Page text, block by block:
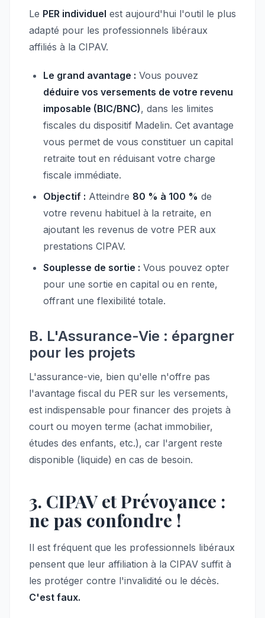
Le PER individuel est aujourd'hui l'outil le plus
adapté pour les professionnels libéraux
affiliés à la CIPAV.
Le grand avantage : Vous pouvez
déduire vos versements de votre revenu
imposable (BIC/BNC), dans les limites
fiscales du dispositif Madelin. Cet avantage
vous permet de vous constituer un capital
retraite tout en réduisant votre charge
fiscale immédiate.
Objectif : Atteindre 80 % à 100 % de
votre revenu habituel à la retraite, en
ajoutant les revenus de votre PER aux
prestations CIPAV.
Souplesse de sortie : Vous pouvez opter
pour une sortie en capital ou en rente,
offrant une flexibilité totale.
B. L'Assurance-Vie : épargner
pour les projets
L'assurance-vie, bien qu'elle n'offre pas
l'avantage fiscal du PER sur les versements,
est indispensable pour financer des projets à
court ou moyen terme (achat immobilier,
études des enfants, etc.), car l'argent reste
disponible (liquide) en cas de besoin.
3. CIPAV et Prévoyance :
ne pas confondre !
Il est fréquent que les professionnels libéraux
pensent que leur affiliation à la CIPAV suffit à
les protéger contre l'invalidité ou le décès.
C'est faux.